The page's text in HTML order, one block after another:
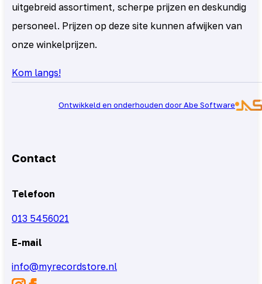
uitgebreid assortiment, scherpe prijzen en deskundig
personeel. Prijzen op deze site kunnen afwijken van
onze winkelprijzen.
Kom langs!
Ontwikkeld en onderhouden door Abe Software
Contact
Telefoon
013 5456021
E-mail
info@myrecordstore.nl